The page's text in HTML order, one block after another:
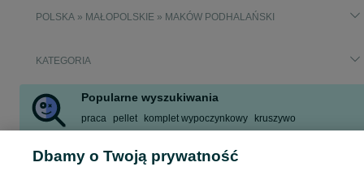
POLSKA » MAŁOPOLSKIE » MAKÓW PODHALAŃSKI
KATEGORIA
Popularne wyszukiwania
praca pellet komplet wypoczynkowy
kruszywo
Zobacz Więcej
Dbamy o Twoją prywatność